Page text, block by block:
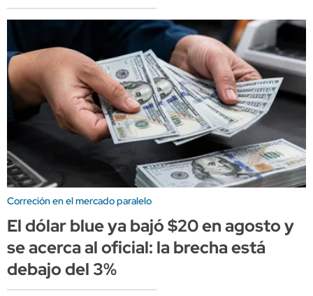
Correción en el mercado paralelo
El dólar blue ya bajó $20 en agosto y
se acerca al oficial: la brecha está
debajo del 3%